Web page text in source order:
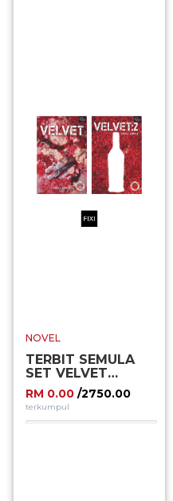
NOVEL
TERBIT SEMULA
SET VELVET
SEMPENA PBAKL
2024
RM 0.00 /2750.00
terkumpul